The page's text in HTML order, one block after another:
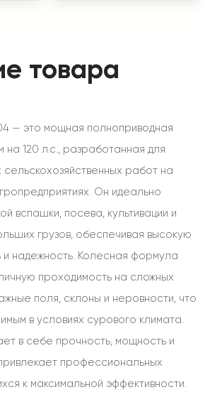
товара
— это мощная полноприводная
на 120 л.с., разработанная для
работ на
Он идеально
вспашки, посева, культивации и
грузов, обеспечивая высокую
и надежность. Колесная формула
проходимость на сложных
поля, склоны и неровности, что
в условиях сурового климата.
в себе прочность, мощность и
профессиональных
к максимальной эффективности.